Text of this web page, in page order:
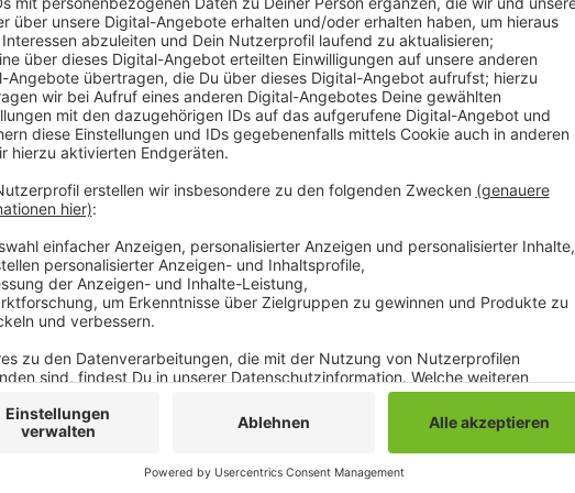
Dafür werden allerdings auch einige umliegende Straßen
Humboldstraße sind zwischen der Regentenstraße und
Außerdem ist auch die Durchfahrt von der Bismarckstraße
Straßensperrungen und der zentralen Lage des Events in
Veranstalter, nicht mit dem Auto, sondern zu Fuß, mit dem
Verkehrsmitteln zu kommen. Für Radfahrer ist auch ein
Ecke Bismarckstraße eingerichtet. Greta, der Markt der
unter dem Motto "Greta meets Hollywood".
Anzeige